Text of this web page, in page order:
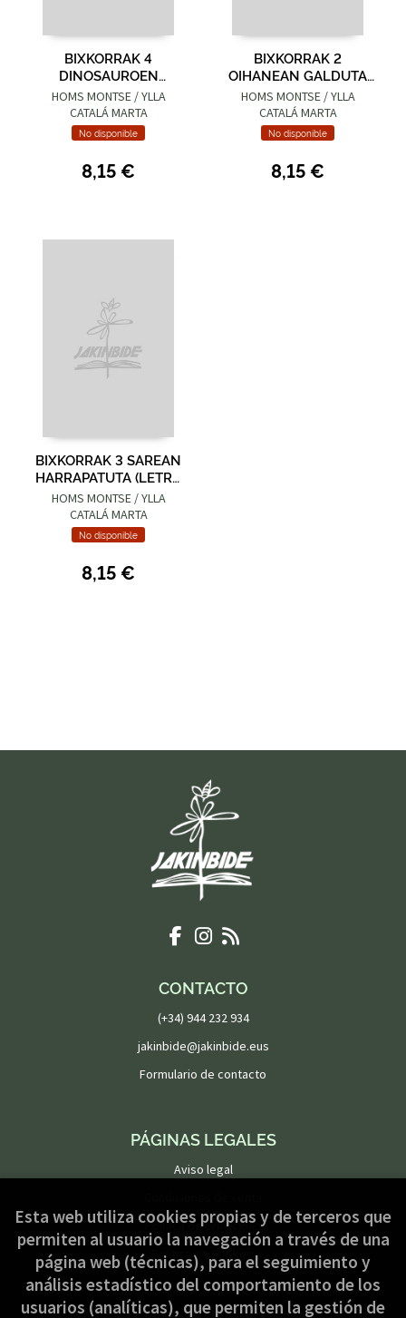
BIXKORRAK 4
DINOSAUROEN
LOALDIA (LETRA
LARRIZ ETA ESKUZ)
HOMS MONTSE / YLLA
CATALÁ MARTA
No disponible
8,15 €
BIXKORRAK 2
OIHANEAN GALDUTA
(LETRA LARRIZ ETA
ESKUZ)
HOMS MONTSE / YLLA
CATALÁ MARTA
No disponible
8,15 €
BIXKORRAK 3 SAREAN
HARRAPATUTA (LETRA
LARRIZ ETA ESKUZ)
HOMS MONTSE / YLLA
CATALÁ MARTA
No disponible
8,15 €
CONTACTO
(+34) 944 232 934
jakinbide@jakinbide.eus
Formulario de contacto
PÁGINAS LEGALES
Aviso legal
Política de privacidad
Política de Cookies
Esta web utiliza cookies propias y de terceros que
permiten al usuario la navegación a través de una
página web (técnicas), para el seguimiento y
análisis estadístico del comportamiento de los
usuarios (analíticas), que permiten la gestión de